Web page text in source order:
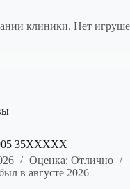
клиники. Нет
35XXXXX
Оценка: Отлично
в августе 2026